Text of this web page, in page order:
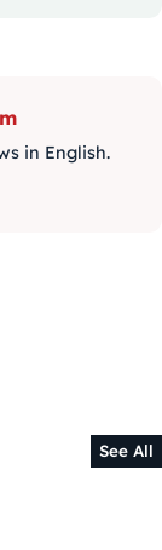
in English.
See All